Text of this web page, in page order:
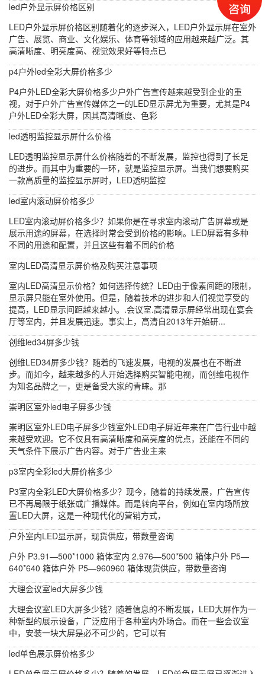
led户外显示屏价格区别
LED户外显示屏价格区别随着化的逐步深入，LED户外显示屏在室外
广告、展览、商业、文化娱乐、体育等领域的应用越来越广泛。其
高清晰度、明亮度高、视觉效果好等特点已
p4户外led全彩大屏价格多少
P4户外LED全彩大屏价格多少户外广告宣传越来越受到企业的重
视，对于户外广告宣传媒体之一的LED显示屏尤为重要，尤其是P4
户外LED全彩大屏，因其高清晰度、色彩
led透明监控显示屏什么价格
LED透明监控显示屏什么价格随着的不断发展，监控也得到了长足
的进步。而其中为重要的一环，就是监控显示屏。当我们想要购买
一款高质量的监控显示屏时，LED透明监控
led室内滚动屏价格多少
LED室内滚动屏价格多少？如果你是在寻求室内滚动广告屏幕或是
展示用途的屏幕，在选择时常会受到价格的影响。LED屏幕有多种
不同的用途和配置，并且这些有着不同的价格
室内LED高清显示屏价格及购买注意事项
室内LED高清显示价格？如何选择传统？LED由于像素间距的限制，
显示屏只能在室外使用。但是，随着技术的进步和人们视觉享受的
提高，LED显示间距越来越小。.会议室.高清显示屏经常出现在宴会
厅等室内，并且发展迅速。事实上，高清自2013年开始研...
创维led34屏多少钱
创维LED34屏多少钱？随着的飞速发展，电视的发展也在不断进
步。而如今，越来越多的人开始选择购买智能电视，而创维电视作
为知名品牌之一，更是备受大家的青睐。那
崇明区室外led电子屏多少钱
崇明区室外LED电子屏多少钱室外LED电子屏近年来在广告行业中越
来越受欢迎。它不仅具有高清晰度和高亮度的优点，还能在不同的
天气条件下展示广告内容。对于广告业主来
p3室内全彩led大屏价格多少
P3室内全彩LED大屏价格多少？现今，随着的持续发展，广告宣传
已不再局限于纸张或广播媒体。而是转向平台，例如在室内场所放
置LED大屏，这是一种现代化的营销方式，
户外室内LED显示屏，现货供应，带数量咨询
户外 P3.91—500*1000 箱体室内 2.976—500*500 箱体户外 P5—
640*640 箱体户外 P5—960960 箱体现货供应，带数量咨询
大理会议室led大屏多少钱
大理会议室LED大屏多少钱？随着信息的不断发展，LED大屏作为一
种新型的展示设备，广泛应用于各种室内外场合。而在一些会议室
中，安装一块大屏是必不可少的，它可以有
led单色展示屏价格多少